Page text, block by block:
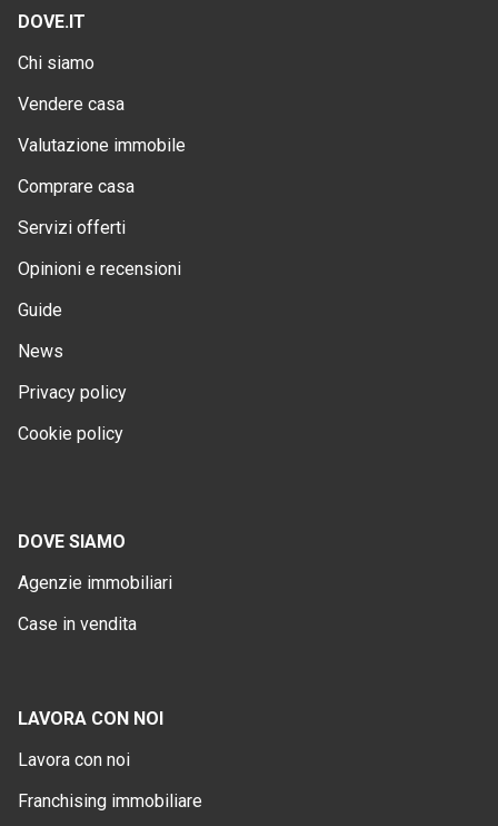
DOVE.IT
Chi siamo
Vendere casa
Valutazione immobile
Comprare casa
Servizi offerti
Opinioni e recensioni
Guide
News
Privacy policy
Cookie policy
DOVE SIAMO
Agenzie immobiliari
Case in vendita
LAVORA CON NOI
Lavora con noi
Franchising immobiliare